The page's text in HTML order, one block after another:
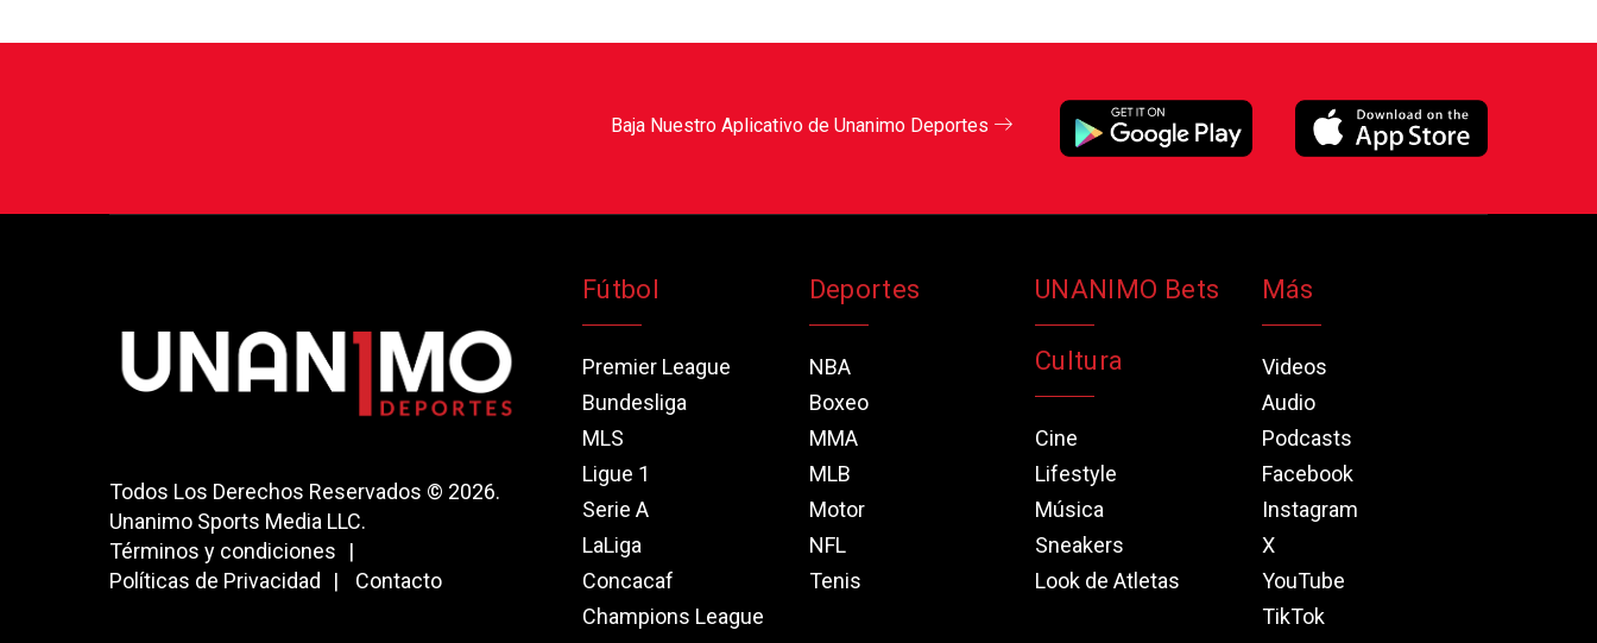
Baja Nuestro Aplicativo de Unanimo Deportes
Todos Los Derechos Reservados © 2026.
Unanimo Sports Media LLC.
Términos y condiciones
Políticas de Privacidad
Contacto
Fútbol
Premier League
Bundesliga
MLS
Ligue 1
Serie A
LaLiga
Concacaf
Champions League
Deportes
NBA
Boxeo
MMA
MLB
Motor
NFL
Tenis
UNANIMO Bets
Cultura
Cine
Lifestyle
Música
Sneakers
Look de Atletas
Más
Videos
Audio
Podcasts
Facebook
Instagram
X
YouTube
TikTok